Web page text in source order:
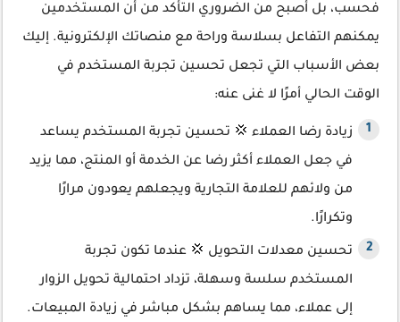
فحسب، بل أصبح من الضروري التأكد من أن المستخدمين
يمكنهم التفاعل بسلاسة وراحة مع منصاتك الإلكترونية. إليك
بعض الأسباب التي تجعل تحسين تجربة المستخدم في
الوقت الحالي أمرًا لا غنى عنه:
زيادة رضا العملاء 💢 تحسين تجربة المستخدم يساعد
في جعل العملاء أكثر رضا عن الخدمة أو المنتج، مما يزيد
من ولائهم للعلامة التجارية ويجعلهم يعودون مرارًا
وتكرارًا.
تحسين معدلات التحويل 💢 عندما تكون تجربة
المستخدم سلسة وسهلة، تزداد احتمالية تحويل الزوار
إلى عملاء، مما يساهم بشكل مباشر في زيادة المبيعات.